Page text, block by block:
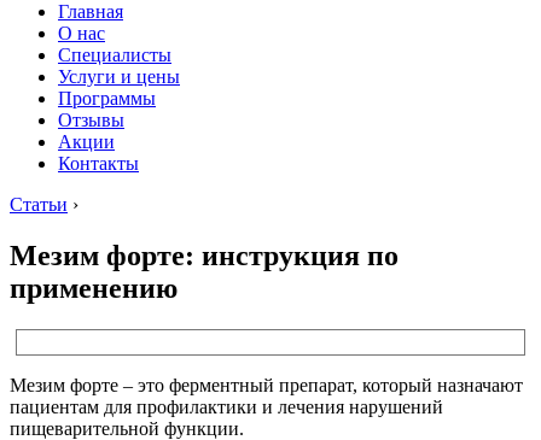
Главная
О нас
Cпециалисты
Услуги и цены
Программы
Отзывы
Акции
Контакты
Статьи ›
Мезим форте: инструкция по
применению
Мезим форте – это ферментный препарат, который назначают
пациентам для профилактики и лечения нарушений
пищеварительной функции.